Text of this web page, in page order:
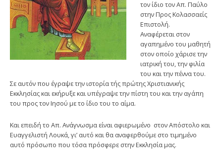
τον ίδιο τον Απ. Παύλο
στην Προς Κολασσαείς
Επιστολή.
Αναφέρεται στον
αγαπημένο του μαθητή
στον οποίο χάρισε την
ιατρική του, την φιλία
του και την πέννα του.
Σε αυτόν που έγραψε την ιστορία τής πρώτης Χριστιανικής
Εκκλησίας και εκήρυξε και υπέγραψε την πίστη του και την αγάπη
του προς τον Ιησού με το ίδιο του το αίμα.
Και επειδή το Απ. Ανάγνωσμα είναι αφιερωμένο στον Απόστολο και
Ευαγγελιστή Λουκά, γι’ αυτό και θα αναφερθούμε στο τιμημένο
αυτό πρόσωπο που τόσα πρόσφερε στην Εκκλησία μας.